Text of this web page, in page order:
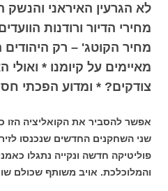
לא הגרעין האיראני והנשק
מחירי הדיור ורודנות
מחיר הקוטג' – רק
מאיימים על קיומנו *
צודקים? * ומדוע הפכתי
אפשר להסביר את הקואליציה הזו
שני השחקנים החדשים שנכנסו
פוליטיקה חדשה ונקייה נתגלו
והמלוכלכת. אויב משותף שכולם